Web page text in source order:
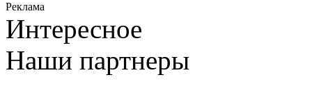
Реклама
Интересное
Наши партнеры